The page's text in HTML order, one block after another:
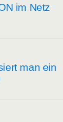
im Netz
man ein